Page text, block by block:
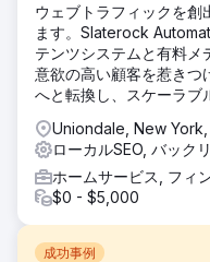
ウェブトラフィックを創
ます。Slaterock
テンツシステムと有料メ
意欲の高い顧客を惹きつ
へと転換し、スケーラブ
Uniondale, New
ローカルSEO, バック
ホームサービス, フィ
$0 - $5,000
成功事例